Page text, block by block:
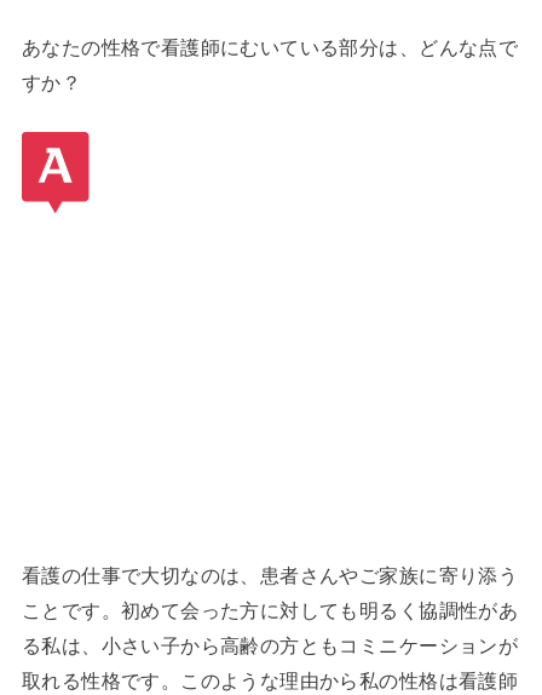
あなたの性格で看護師にむいている部分は、どんな点で
すか？
看護の仕事で大切なのは、患者さんやご家族に寄り添う
ことです。初めて会った方に対しても明るく協調性があ
る私は、小さい子から高齢の方ともコミニケーションが
取れる性格です。このような理由から私の性格は看護師